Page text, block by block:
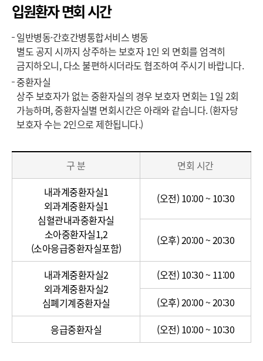
입원환자 면회 시간
일반병동·간호간병통합서비스 병동
별도 공지 시까지 상주하는 보호자 1인 외 면회를 엄격히
금지하오니, 다소 불편하시더라도 협조하여 주시기 바랍니다.
중환자실
상주 보호자가 없는 중환자실의 경우 보호자 면회는 1일 2회
가능하며, 중환자실별 면회시간은 아래와 같습니다. (환자당
보호자 수는 2인으로 제한됩니다.)
중
자
구 분
면회 시간
내과계중환자실1
외과계중환자실1
심혈관내과중환자실
소아중환자실1,2
(소아응급중환자실포함)
(오전) 10:00 ~ 10:30
(오후) 20:00 ~ 20:30
내과계중환자실2
외과계중환자실2
심폐기계중환자실
(오전) 10:30 ~ 11:00
(오후) 20:00 ~ 20:30
응급중환자실
(오전) 10:00 ~ 10:30